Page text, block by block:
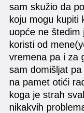
sam skužio da
koju mogu kupiti
uopće ne
koristi od
vremena pa i za
sam domišljat
na pamet otići
koga je strah
nikakvih